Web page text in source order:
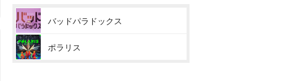
バッドパラドックス
ポラリス